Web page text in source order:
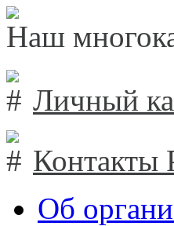
Наш
Личный
Об